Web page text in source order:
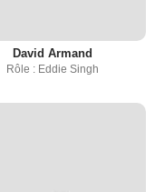
David Armand
Rôle : Eddie Singh